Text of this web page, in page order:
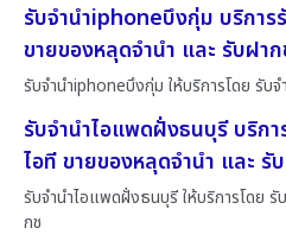
รับจำนำiphoneบึงกุ่ม บริกา
ขายของหลุดจำนำ และ รับฝา
รับจำนำiphoneบึงกุ่ม ให้บริการโดย รับ
รับจำนำไอแพดฝั่งธนบุรี บริก
ไอที ขายของหลุดจำนำ และ
รับจำนำไอแพดฝั่งธนบุรี ให้บริการโดย
กช